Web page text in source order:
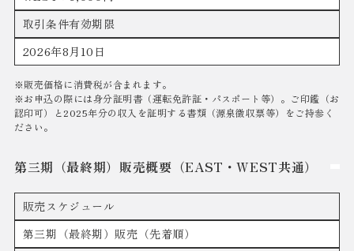
取引条件有効期限
2026年8月10日
※販売価格に消費税が含まれます。
※お申込の際には身分証明書（運転免許証・パスポート等）。ご印鑑（お
認印可）と2025年分の収入を証明する書類（源泉徴収票等）をご持参く
ださい。
第三期（最終期）販売概要（EAST・WEST共通）
販売スケジュール
第三期（最終期）販売（先着順）